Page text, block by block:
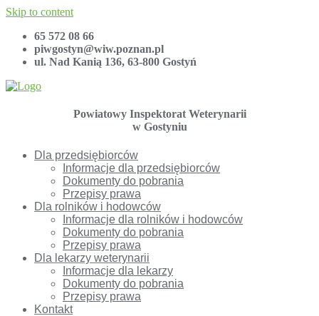
Skip to content
65 572 08 66
piwgostyn@wiw.poznan.pl
ul. Nad Kanią 136, 63-800 Gostyń
Powiatowy Inspektorat Weterynarii
w Gostyniu
Dla przedsiębiorców
Informacje dla przedsiębiorców
Dokumenty do pobrania
Przepisy prawa
Dla rolników i hodowców
Informacje dla rolników i hodowców
Dokumenty do pobrania
Przepisy prawa
Dla lekarzy weterynarii
Informacje dla lekarzy
Dokumenty do pobrania
Przepisy prawa
Kontakt